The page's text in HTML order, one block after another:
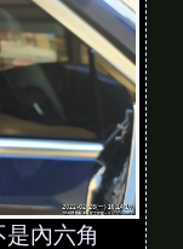
內六角